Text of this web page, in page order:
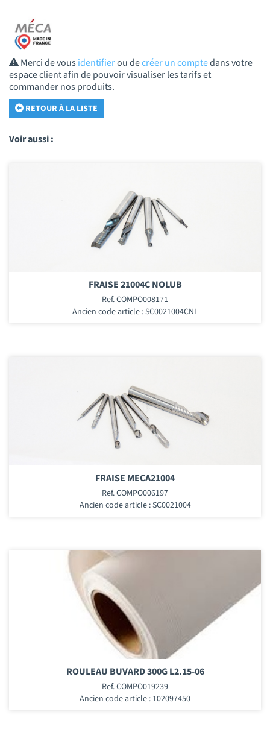
Merci de vousidentifierou decréer un comptedans votre
espace client afin de pouvoir visualiser les tarifs et
commander nos produits.
RETOUR À LA LISTE
Voir aussi :
FRAISE 21004C NOLUB
Ref. COMPO008171
Ancien code article : SC0021004CNL
FRAISE MECA21004
Ref. COMPO006197
Ancien code article : SC0021004
ROULEAU BUVARD 300G L2.15-06
Ref. COMPO019239
Ancien code article : 102097450